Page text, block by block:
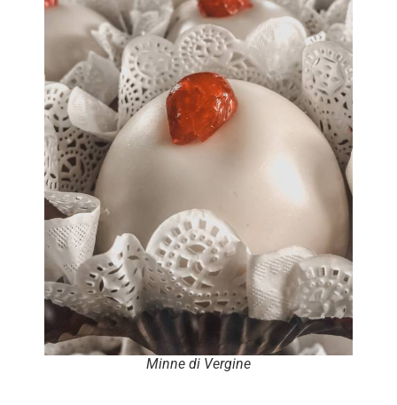
Minne di Vergine